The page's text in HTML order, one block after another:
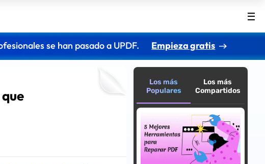
se han pasado a UPDF. Empieza gratis
Los más
Populares
Los más
Compartidos